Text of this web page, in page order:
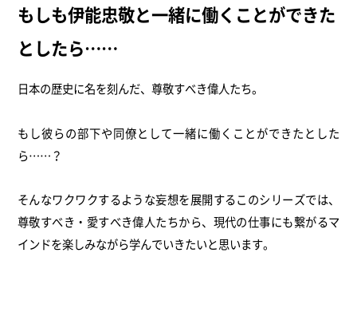
もしも伊能忠敬と一緒に働くことができた
としたら……
日本の歴史に名を刻んだ、尊敬すべき偉人たち。
もし彼らの部下や同僚として一緒に働くことができたとした
ら……？
そんなワクワクするような妄想を展開するこのシリーズでは、
尊敬すべき・愛すべき偉人たちから、現代の仕事にも繋がるマ
インドを楽しみながら学んでいきたいと思います。